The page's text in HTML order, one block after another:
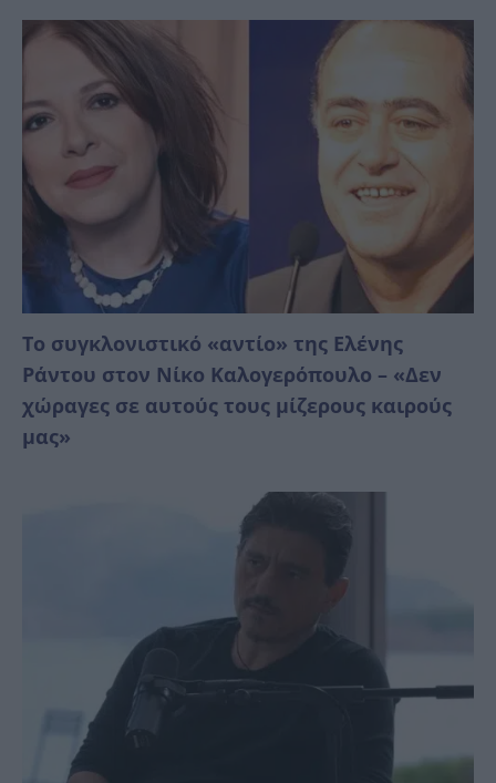
Το συγκλονιστικό «αντίο» της Ελένης
Ράντου στον Νίκο Καλογερόπουλο – «Δεν
χώραγες σε αυτούς τους μίζερους καιρούς
μας»